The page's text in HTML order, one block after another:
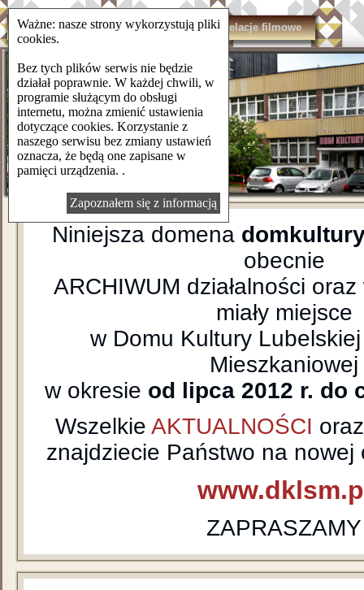
domkulturylsm.pl Kontakt Relacje filmowe
Niniejsza domena
obecnie
ARCHIWUM działalności
miały miejsce
w Domu Kultury Lubelskiej
Mieszkaniowej
w okresie od lipca 2012 r. do
WszelkieAKTUALNOŚCI
znajdziecie Państwo na nowej
ZAPRASZAMY
Ważne: nasze strony wykorzystują pliki
cookies.
Bez tych plików serwis nie będzie
działał poprawnie. W każdej chwili, w
programie służącym do obsługi
internetu, można zmienić ustawienia
dotyczące cookies. Korzystanie z
naszego serwisu bez zmiany ustawień
oznacza, że będą one zapisane w
pamięci urządzenia. .
Zapoznałem się z informacją